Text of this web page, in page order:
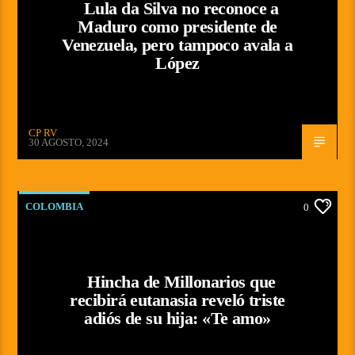
Lula da Silva no reconoce a
Maduro como presidente de
Venezuela, pero tampoco avala a
López
CP RV
30 AGOSTO, 2024
COLOMBIA 0
Hincha de Millonarios que
recibirá eutanasia reveló triste
adiós de su hija: «Te amo»